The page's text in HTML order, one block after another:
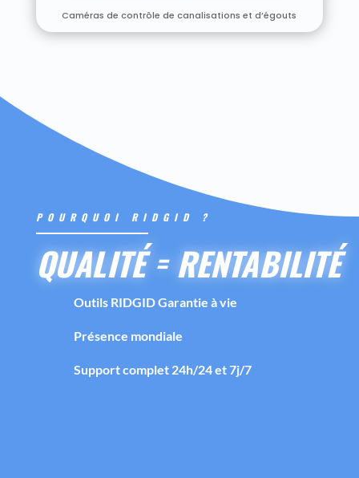
Caméras de contrôle de canalisations et d’égouts
POURQUOI RIDGID ?
QUALITÉ = RENTABILITÉ
Outils RIDGID Garantie à vie
Présence mondiale
Support complet 24h/24 et 7j/7